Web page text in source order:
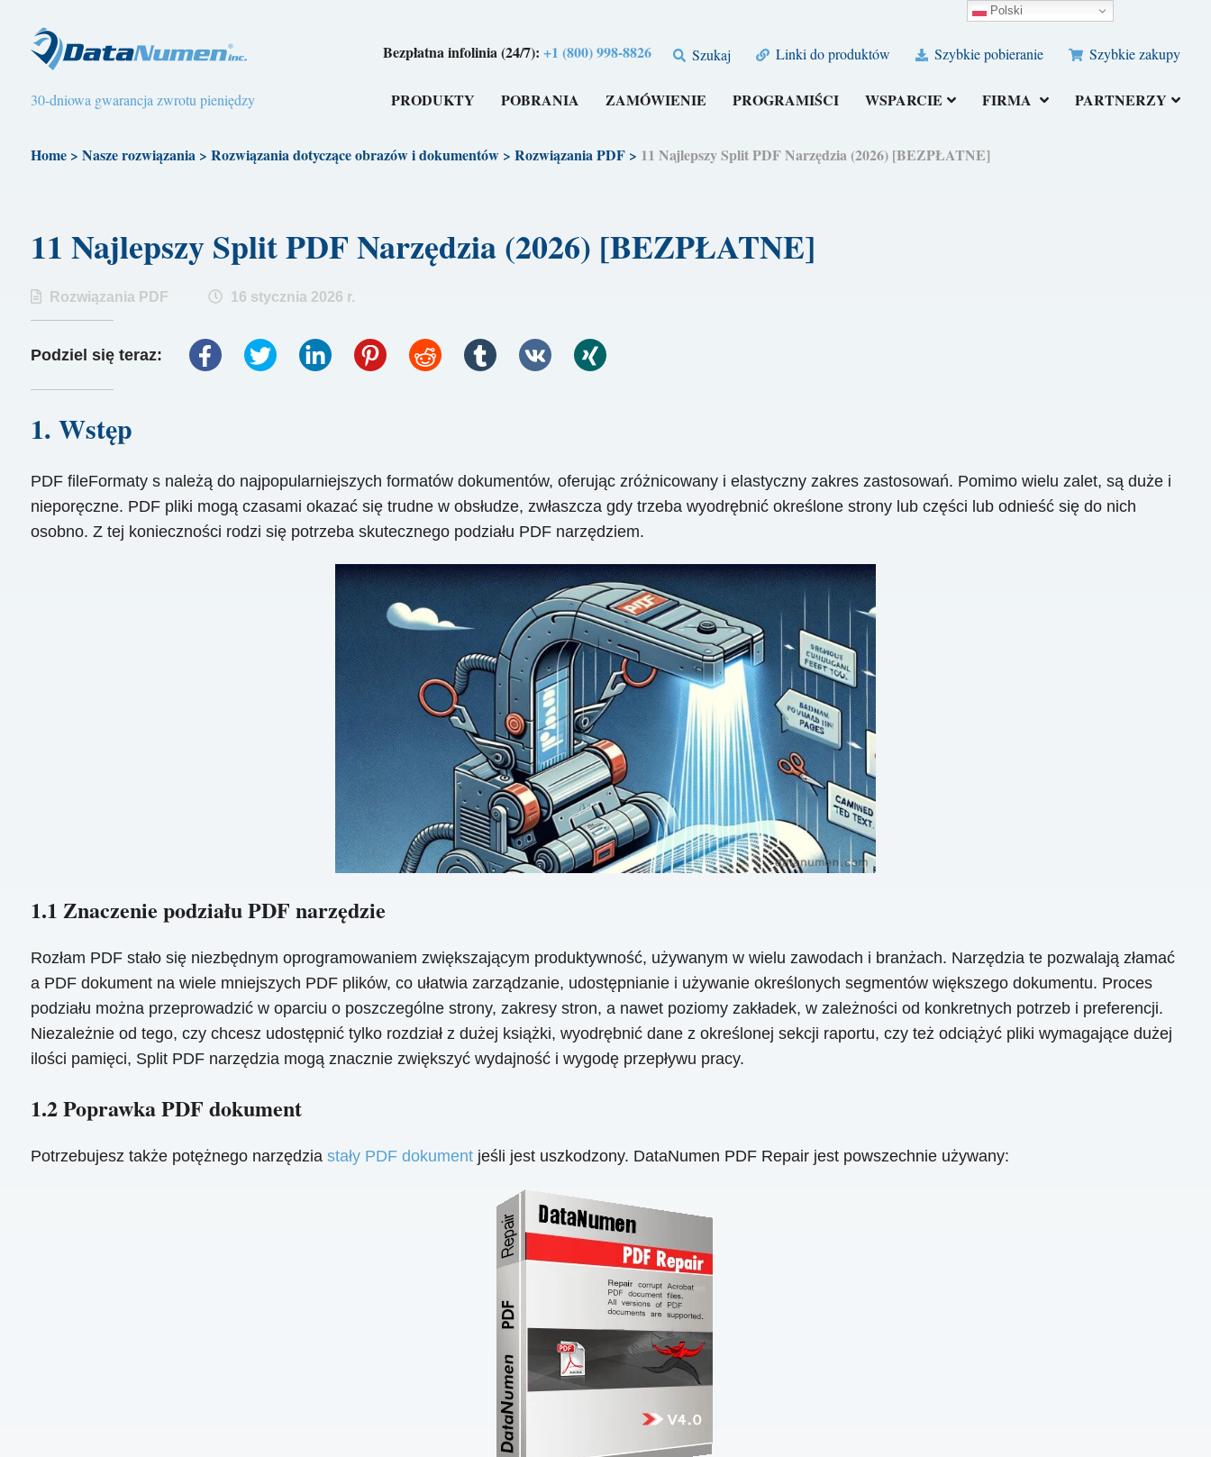
Bezpłatna infolinia (24/7):+1 (800) 998-8826 Szukaj Linki do produktów Szybkie pobieranie Szybkie zakupy
30-dniowa gwarancja zwrotu pieniędzy PRODUKTY POBRANIA ZAMÓWIENIE PROGRAMIŚCI WSPARCIE FIRMA PARTNERZY
Home> Nasze rozwiązania> Rozwiązania dotyczące obrazów i dokumentów> Rozwiązania PDF> 11 Najlepszy Split PDF Narzędzia (2026) [BEZPŁATNE]
11 Najlepszy Split PDF Narzędzia (2026) [BEZPŁATNE]
Rozwiązania PDF 16 stycznia 2026 r.
Podziel się teraz:
1. Wstęp
PDF fileFormaty s należą do najpopularniejszych formatów dokumentów, oferując zróżnicowany i elastyczny zakres zastosowań. Pomimo wielu zalet, są duże i
nieporęczne. PDF pliki mogą czasami okazać się trudne w obsłudze, zwłaszcza gdy trzeba wyodrębnić określone strony lub części lub odnieść się do nich
osobno. Z tej konieczności rodzi się potrzeba skutecznego podziału PDF narzędziem.
1.1 Znaczenie podziału PDF narzędzie
Rozłam PDF stało się niezbędnym oprogramowaniem zwiększającym produktywność, używanym w wielu zawodach i branżach. Narzędzia te pozwalają złamać
a PDF dokument na wiele mniejszych PDF plików, co ułatwia zarządzanie, udostępnianie i używanie określonych segmentów większego dokumentu. Proces
podziału można przeprowadzić w oparciu o poszczególne strony, zakresy stron, a nawet poziomy zakładek, w zależności od konkretnych potrzeb i preferencji.
Niezależnie od tego, czy chcesz udostępnić tylko rozdział z dużej książki, wyodrębnić dane z określonej sekcji raportu, czy też odciążyć pliki wymagające dużej
ilości pamięci, Split PDF narzędzia mogą znacznie zwiększyć wydajność i wygodę przepływu pracy.
1.2 Poprawka PDF dokument
Potrzebujesz także potężnego narzędzia stały PDF dokumentjeśli jest uszkodzony. DataNumen PDF Repair jest powszechnie używany:
Polski